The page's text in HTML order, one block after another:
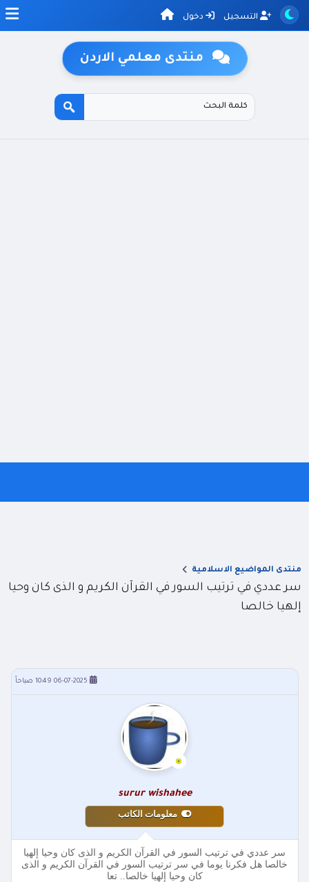
التسجيل دخول
منتدى معلمي الاردن
منتدى المواضيع الاسلامية
سر عددي في ترتيب السور في القرآن الكريم و الذى كان وحيا
إلهيا خالصا
06-07-2025 10:49 صباحاً
surur wishahee
معلومات الكاتب
سر عددي في ترتيب السور في القرآن الكريم و الذى كان وحيا إلهيا
خالصا هل فكرنا يوما في سر ترتيب السور في القرآن الكريم و الذى
كان وحيا إلهيا خالصا.. تعا